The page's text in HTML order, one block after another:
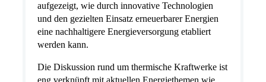
aufgezeigt, wie durch innovative Technologien
und den gezielten Einsatz erneuerbarer Energien
eine nachhaltigere Energieversorgung etabliert
werden kann.
Die Diskussion rund um thermische Kraftwerke ist